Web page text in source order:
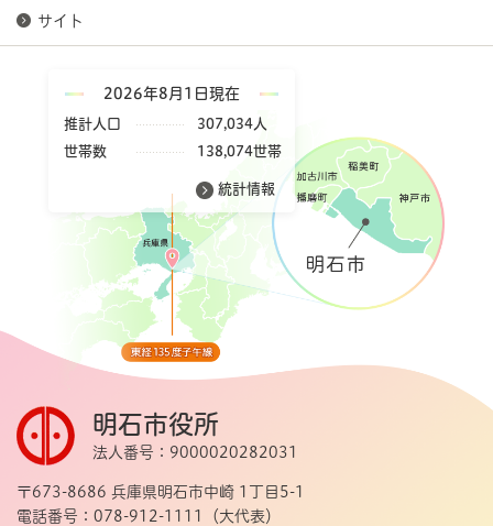
サイト
2026年8月1日現在
推計人口
307,034人
世帯数
138,074世帯
統計情報
明石市役所
法人番号：9000020282031
〒673-8686 兵庫県明石市中崎 1丁目5-1
電話番号：078-912-1111（大代表）